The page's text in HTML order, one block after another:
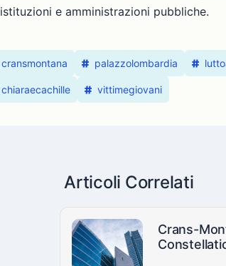
istituzioni e amministrazioni pubbliche.
cransmontana palazzolombardia
chiaraecachille vittimegiovani
Articoli Correlati
Crans-